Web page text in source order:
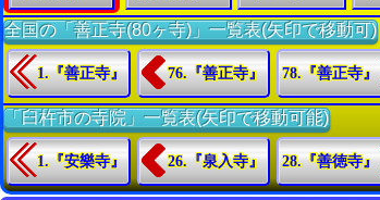
全国の「善正寺(80ヶ寺)」一覧表(矢印で移動可)
1.『善正寺』 76.『善正寺』 78.『善正寺』
「臼杵市の寺院」一覧表(矢印で移動可能)
1.『安樂寺』 26.『泉入寺』 28.『善徳寺』